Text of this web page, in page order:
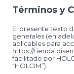
Términos y
El presente texto
generales (en
aplicables para
https://
facilitado por
“HOLCIM”).